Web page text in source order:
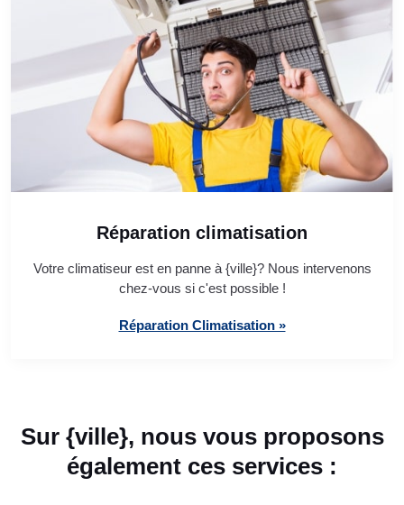
Réparation climatisation
Votre climatiseur est en panne à {ville}? Nous intervenons
chez-vous si c'est possible !
Réparation Climatisation »
Sur {ville}, nous vous proposons
également ces services :